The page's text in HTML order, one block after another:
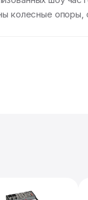
колесные